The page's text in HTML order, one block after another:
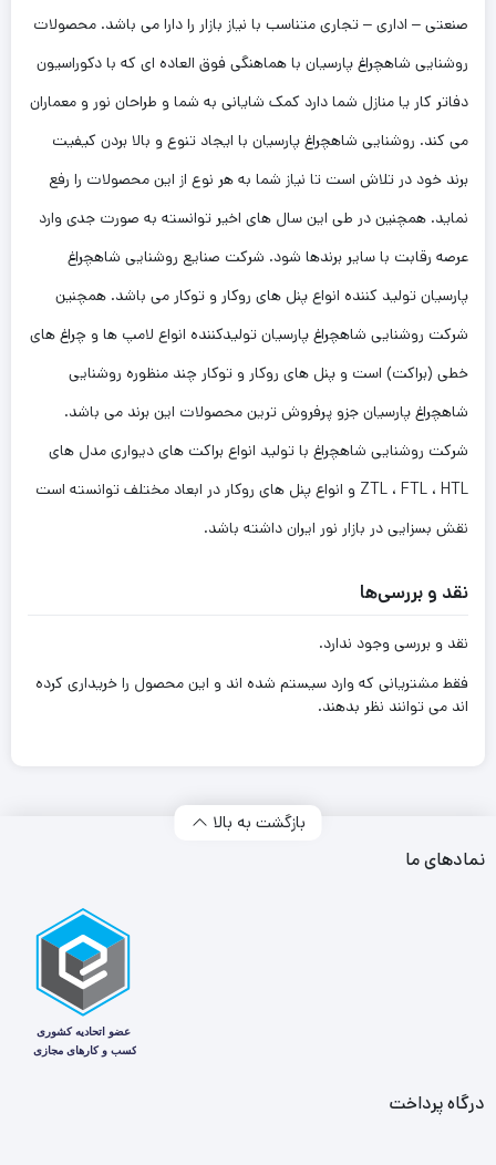
صنعتی – اداری – تجاری متناسب با نیاز بازار را دارا می باشد. محصولات
روشنایی شاهچراغ پارسیان با هماهنگی فوق العاده ای که با دکوراسیون
دفاتر کار یا منازل شما دارد کمک شایانی به شما و طراحان نور و معماران
می کند. روشنایی شاهچراغ پارسیان با ایجاد تنوع و بالا بردن کیفیت
برند خود در تلاش است تا نیاز شما به هر نوع از این محصولات را رفع
نماید. همچنین در طی این سال های اخیر توانسته به صورت جدی وارد
عرصه رقابت با سایر برندها شود. شرکت صنایع روشنایی شاهچراغ
پارسیان تولید کننده انواع پنل های روکار و توکار می باشد. همچنین
شرکت روشنایی شاهچراغ پارسیان تولیدکننده انواع لامپ ها و چراغ های
خطی (براکت) است و پنل های روکار و توکار چند منظوره روشنایی
شاهچراغ پارسیان جزو پرفروش ترین محصولات این برند می باشد.
شرکت روشنایی شاهچراغ با تولید انواع براکت های دیواری مدل های
ZTL ، FTL ، HTL و انواع پنل های روکار در ابعاد مختلف توانسته است
نقش بسزایی در بازار نور ایران داشته باشد.
نقد و بررسی‌ها
نقد و بررسی وجود ندارد.
فقط مشتریانی که وارد سیستم شده اند و این محصول را خریداری کرده
اند می توانند نظر بدهند.
بازگشت به بالا
نمادهای ما
درگاه پرداخت